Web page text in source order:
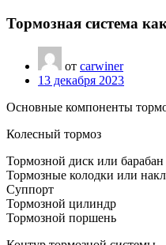
Тормозная система
от carwiner
13 декабря 2023
Основные компоненты
Колесный тормоз
Тормозной диск или барабан
Тормозные колодки или
Суппорт
Тормозной цилиндр
Тормозной поршень